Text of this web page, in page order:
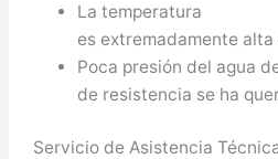
La temperatura
es extremadamente alta
Poca presión del agua
de resistencia se ha
Servicio de Asistencia